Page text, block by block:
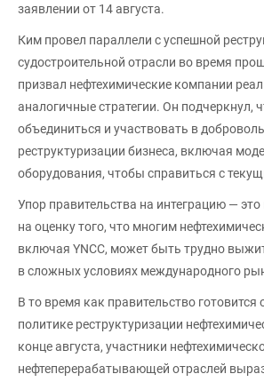
заявлении от 14 августа.
Ким провел параллели с успешной
судостроительной отрасли во время
призвал нефтехимические компании
аналогичные стратегии. Он подчеркнул,
объединиться и участвовать в
реструктуризации бизнеса, включая
оборудования, чтобы справиться с
Упор правительства на интеграцию —
на оценку того, что многим
включая YNCC, может быть трудно
в сложных условиях международного
В то время как правительство готовится
политике реструктуризации
конце августа, участники
нефтеперерабатывающей отраслей